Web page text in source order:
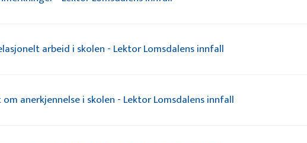
arbeid i skolen - Lektor Lomsdalens innfall
om anerkjennelse i skolen - Lektor Lomsdalens innfall